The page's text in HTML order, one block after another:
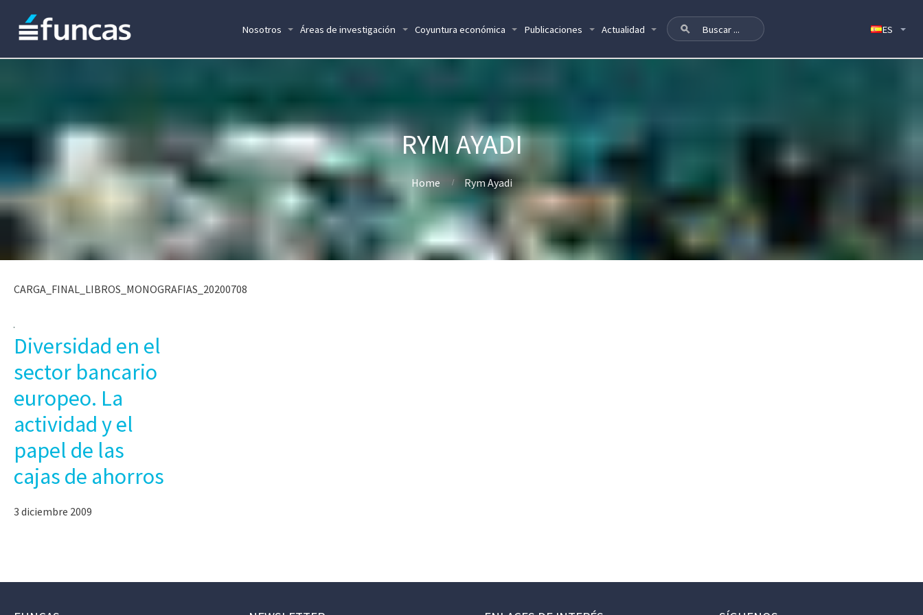
Nosotros Áreas de investigación Coyuntura económica Publicaciones Actualidad
RYM AYADI
Home Rym Ayadi
CARGA_FINAL_LIBROS_MONOGRAFIAS_20200708
Diversidad en el
sector bancario
europeo. La
actividad y el
papel de las
cajas de ahorros
3 diciembre 2009